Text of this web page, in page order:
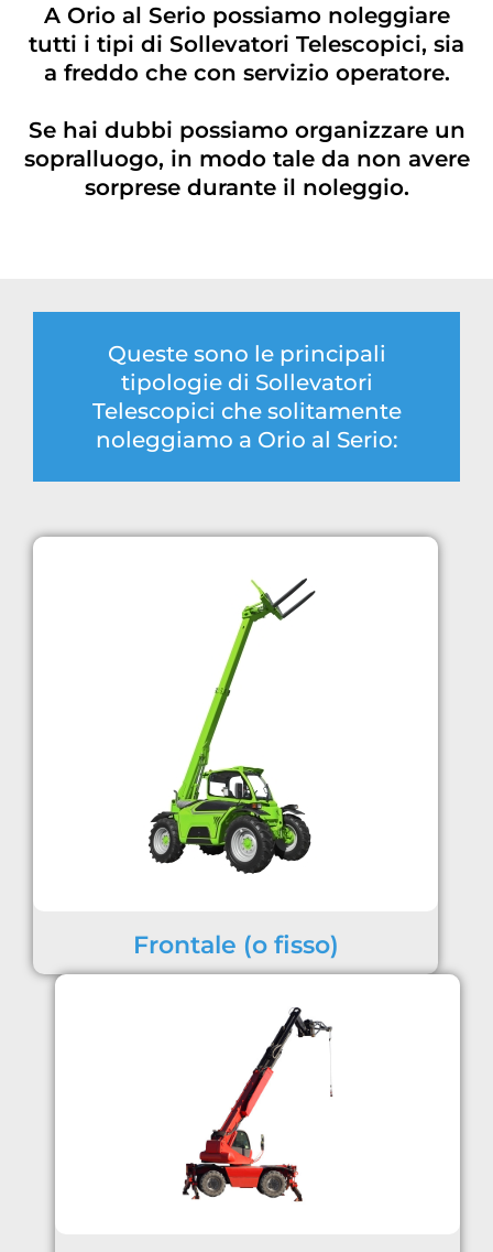
A Orio al Serio possiamo noleggiare
tutti i tipi di Sollevatori Telescopici, sia
a freddo che con servizio operatore.
Se hai dubbi possiamo organizzare un
sopralluogo, in modo tale da non avere
sorprese durante il noleggio.
Queste sono le principali
tipologie di Sollevatori
Telescopici che solitamente
noleggiamo a Orio al Serio:
Frontale (o fisso)